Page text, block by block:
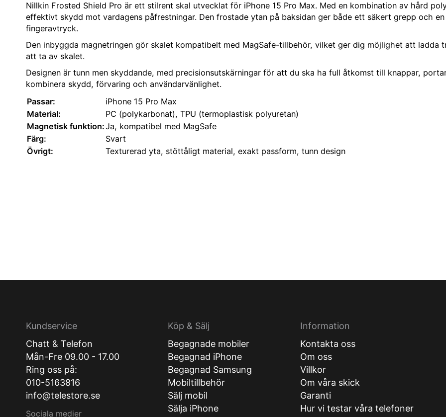
Nillkin Frosted Shield Pro är ett stilrent skal utvecklat för iPhone 15 Pro Max. Med en kombination av hård
effektivt skydd mot vardagens påfrestningar. Den frostade ytan på baksidan ger både ett säkert grepp och
fingeravtryck.
Den inbyggda magnetringen gör skalet kompatibelt med MagSafe-tillbehör, vilket ger dig möjlighet att ladda
att ta av skalet.
Designen är tunn men skyddande, med precisionsutskärningar för att du ska ha full åtkomst till knappar,
kombinera skydd, förvaring och användarvänlighet.
Passar:
iPhone 15 Pro Max
Material:
PC (polykarbonat), TPU (termoplastisk polyuretan)
Magnetisk funktion:Ja, kompatibel med MagSafe
Färg:
Svart
Övrigt:
Texturerad yta, stöttåligt material, exakt passform, tunn design
Kundservice
Chatt & Telefon
Mån-Fre 09.00 - 17.00
Ring oss på:
010-5163816
info@telestore.se
Sociala medier
Köp & Sälj
Begagnade mobiler
Begagnad iPhone
Begagnad Samsung
Mobiltillbehör
Sälj mobil
Sälja iPhone
Information
Kontakta oss
Om oss
Villkor
Om våra skick
Garanti
Hur vi testar våra telefoner